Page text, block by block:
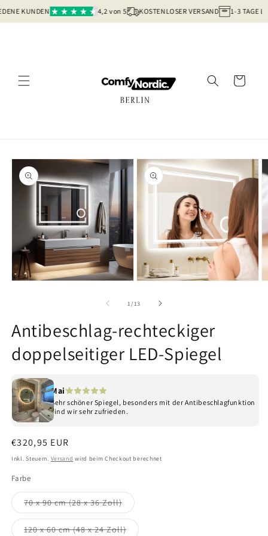
zum
Inhalt
KUNDEN 4,2 von 5 KOSTENLOSER VERSAND 1-3 TAGE
Warenkorb
in
1/von
13
Antibeschlag-rechteckiger
doppelseitiger LED-Spiegel
Mai
Sehr schöner Spiegel, besonders mit der Antibeschlagfunktion
sind wir sehr zufrieden.
Normaler
Preis
€320,95 EUR
Inkl. Steuern. Versand wird beim Checkout berechnet
Farbe
70 x 90 cm (28 x 36 Zoll)Variante
ausverkauft
oder
nicht
120 x 60 cm (48 x 24 Zoll)Variante